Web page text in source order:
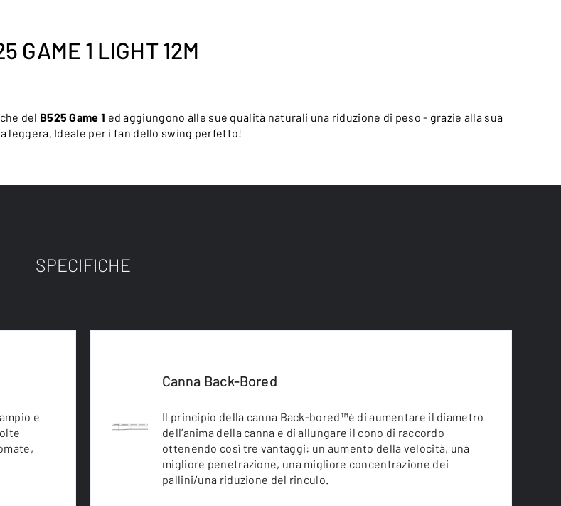
GAME 1 LIGHT 12M
del B525 Game 1 ed aggiungono alle sue qualità naturali una riduzione di peso - grazie alla sua
leggera. Ideale per i fan dello swing perfetto!
SPECIFICHE
e
Canna Back-Bored
Il principio della canna Back-bored™è di aumentare il diametro
dell’anima della canna e di allungare il cono di raccordo
ottenendo così tre vantaggi: un aumento della velocità, una
migliore penetrazione, una migliore concentrazione dei
pallini/una riduzione del rinculo.